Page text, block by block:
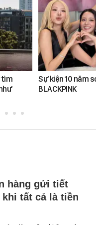
tìm
Sự kiện 10 năm
BLACKPINK
hàng gửi tiết
khi tất cả là tiền